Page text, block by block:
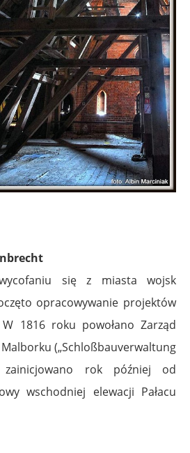
się z miasta wojsk
opracowywanie projektów
1816 roku powołano Zarząd
(„Schloßbauverwaltung
zainicjowano rok później od
wschodniej elewacji Pałacu